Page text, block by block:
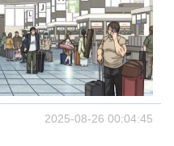
2025-08-26 00:04:45